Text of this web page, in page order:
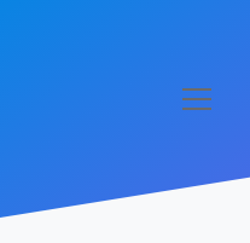
Politikası
menüyü